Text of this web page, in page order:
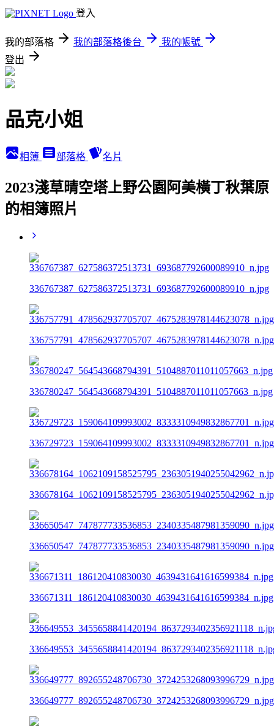
登入
我的部落格 我的部落格後台
我的帳號
登出
品克小姐
相簿 部落格 名片
2023淺草晴空塔上野公園阿美橫丁秋葉原
的相簿照片
336767387_627586372513731_693687792600089910_n.jpg
336757791_478562937705707_4675283978144623078_n.jpg
336780247_564543668794391_5104887011011057663_n.jpg
336729723_159064109993002_8333310949832867701_n.jpg
336650547_747877733536853_2340335487981359090_n.jpg
336671311_186120410830030_4639431641616599384_n.jpg
336649777_892655248706730_3724253268093996729_n.jpg